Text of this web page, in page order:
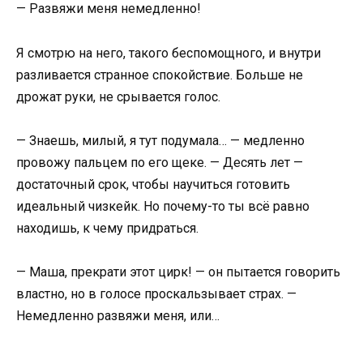
— Развяжи меня немедленно!
Я смотрю на него, такого беспомощного, и внутри
разливается странное спокойствие. Больше не
дрожат руки, не срывается голос.
— Знаешь, милый, я тут подумала… — медленно
провожу пальцем по его щеке. — Десять лет —
достаточный срок, чтобы научиться готовить
идеальный чизкейк. Но почему-то ты всё равно
находишь, к чему придраться.
— Маша, прекрати этот цирк! — он пытается говорить
властно, но в голосе проскальзывает страх. —
Немедленно развяжи меня, или…